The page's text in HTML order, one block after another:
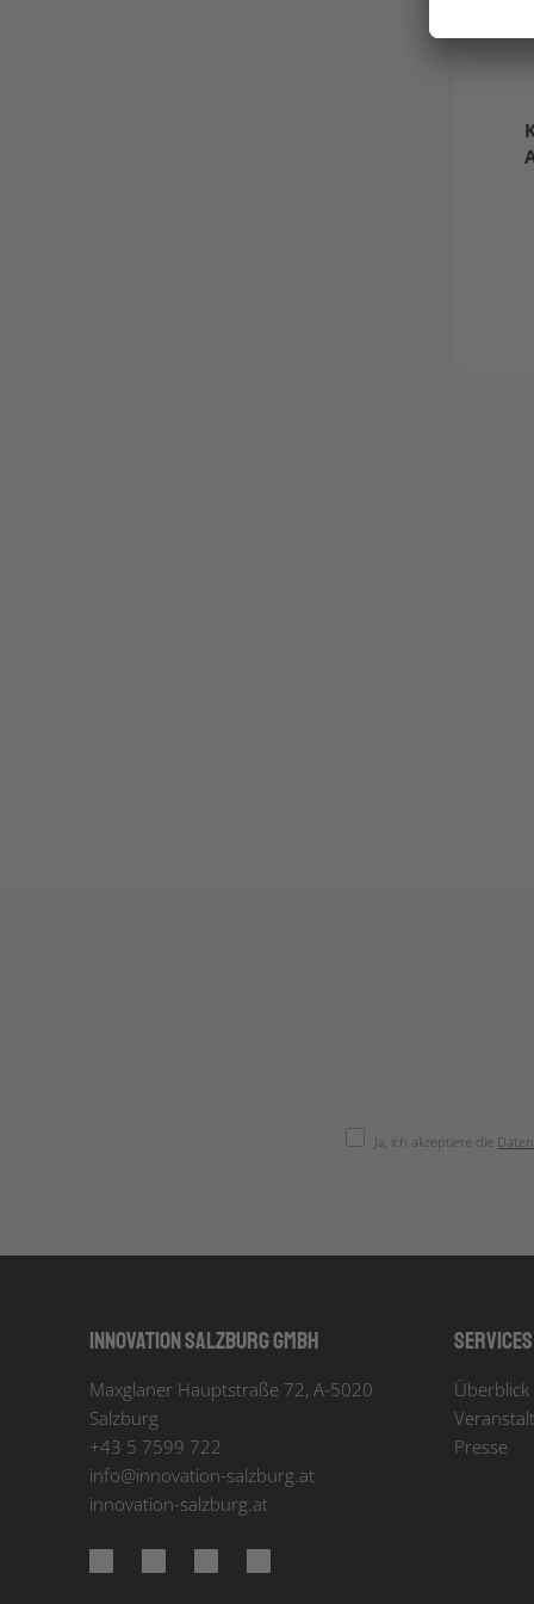
Ja, ich akzeptiere die
Innovation Salzburg GmbH
Maxglaner Hauptstraße 72, A-5020
Salzburg
+43 5 7599 722
info@innovation-salzburg.at
innovation-salzburg.at
Services
Überblick
Presse